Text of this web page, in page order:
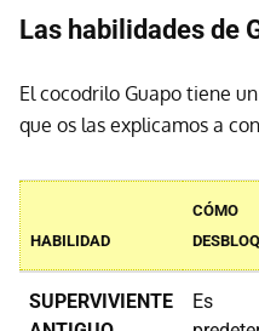
Las habilidades de
El cocodrilo Guapo tiene
que os las explicamos a
HABILIDAD
CÓMO
SUPERVIVIENTE
Es